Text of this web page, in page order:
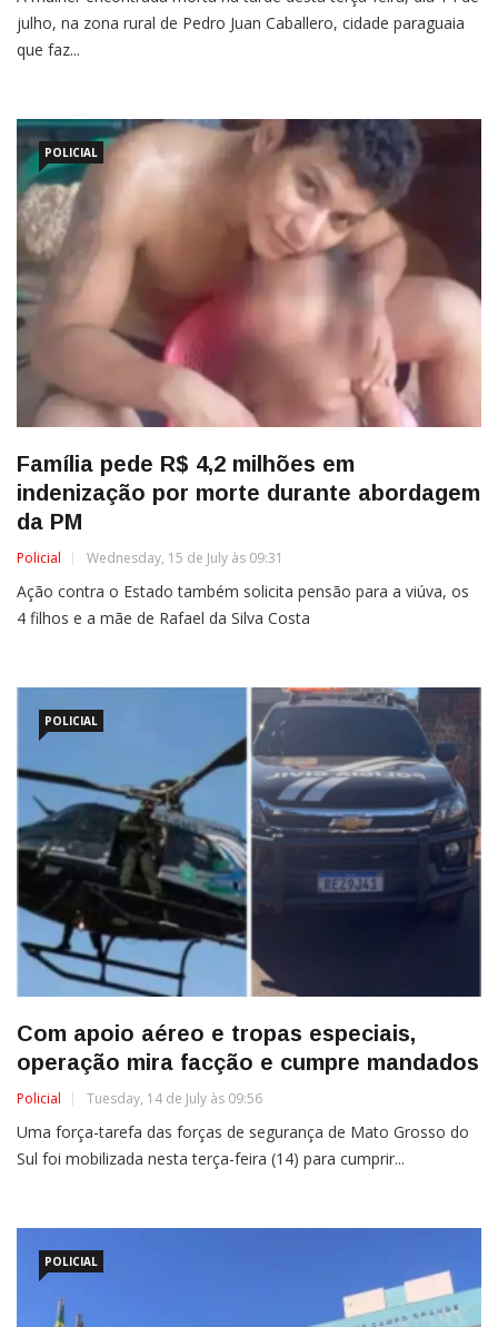
julho, na zona rural de Pedro Juan Caballero, cidade paraguaia
que faz...
POLICIAL
Família pede R$ 4,2 milhões em
indenização por morte durante abordagem
da PM
Policial Wednesday, 15 de July às 09:31
Ação contra o Estado também solicita pensão para a viúva, os
4 filhos e a mãe de Rafael da Silva Costa
POLICIAL
Com apoio aéreo e tropas especiais,
operação mira facção e cumpre mandados
Policial Tuesday, 14 de July às 09:56
Uma força-tarefa das forças de segurança de Mato Grosso do
Sul foi mobilizada nesta terça-feira (14) para cumprir...
POLICIAL